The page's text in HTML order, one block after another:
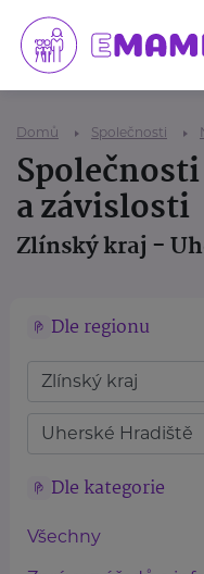
Domů Společnosti
a závislosti
Zlínský kraj -
Dle regionu
Dle kategorie
Všechny